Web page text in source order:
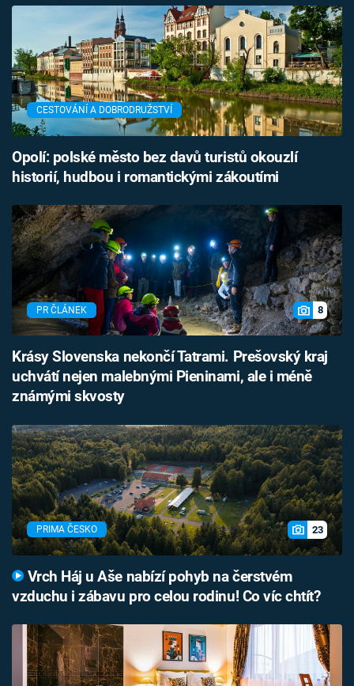
CESTOVÁNÍ A DOBRODRUŽSTVÍ
Opolí: polské město bez davů turistů okouzlí
historií, hudbou i romantickými zákoutími
PR ČLÁNEK 8
Krásy Slovenska nekončí Tatrami. Prešovský kraj
uchvátí nejen malebnými Pieninami, ale i méně
známými skvosty
PRIMA ČESKO 23
Vrch Háj u Aše nabízí pohyb na čerstvém
vzduchu i zábavu pro celou rodinu! Co víc chtít?